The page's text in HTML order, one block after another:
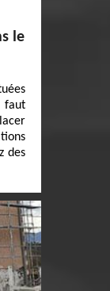
le
faut
des